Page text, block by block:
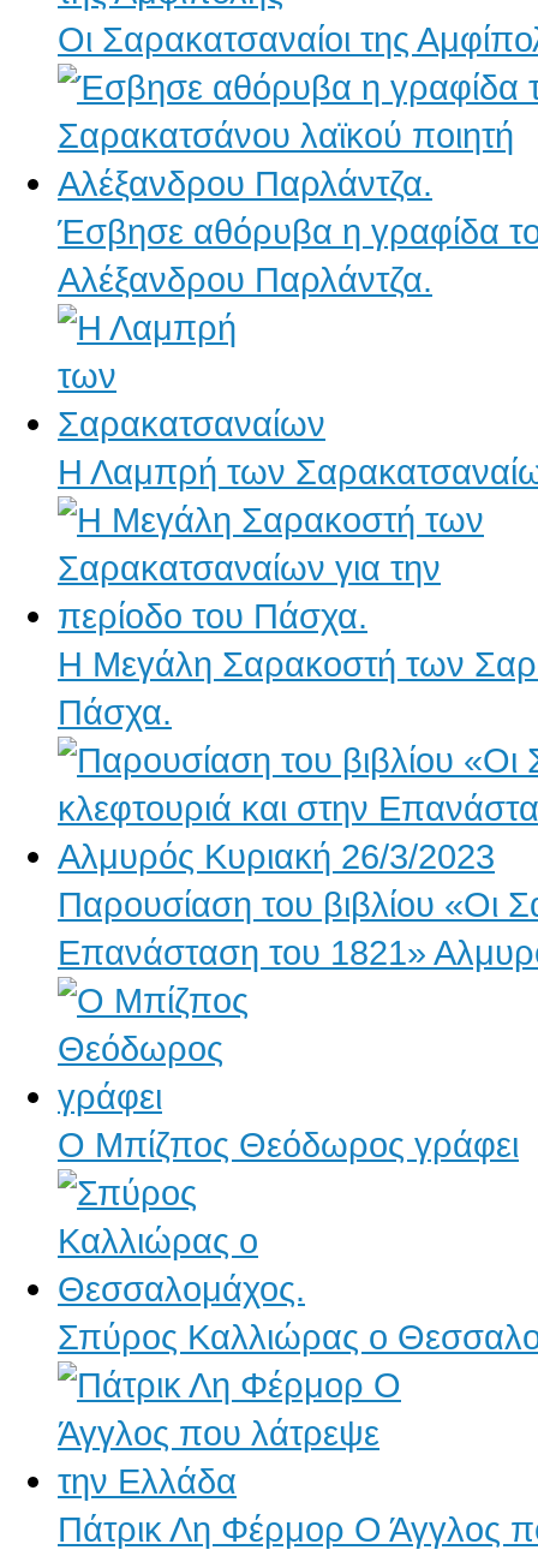
Οι Σαρακατσαναίοι της
Έσβησε αθόρυβα η γραφίδα
Αλέξανδρου Παρλάντζα.
Η Λαμπρή των
Η Μεγάλη Σαρακοστή των
Πάσχα.
Παρουσίαση του βιβλίου «Οι
Επανάσταση του 1821»
Ο Μπίζπος Θεόδωρος γράφει
Σπύρος Καλλιώρας ο
Πάτρικ Λη Φέρμορ Ο Άγγλος